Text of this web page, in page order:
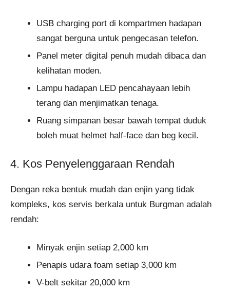
USB charging port di kompartmen hadapan
sangat berguna untuk pengecasan telefon.
Panel meter digital penuh mudah dibaca dan
kelihatan moden.
Lampu hadapan LED pencahayaan lebih
terang dan menjimatkan tenaga.
Ruang simpanan besar bawah tempat duduk
boleh muat helmet half-face dan beg kecil.
4. Kos Penyelenggaraan Rendah
Dengan reka bentuk mudah dan enjin yang tidak
kompleks, kos servis berkala untuk Burgman adalah
rendah:
Minyak enjin setiap 2,000 km
Penapis udara foam setiap 3,000 km
V-belt sekitar 20,000 km